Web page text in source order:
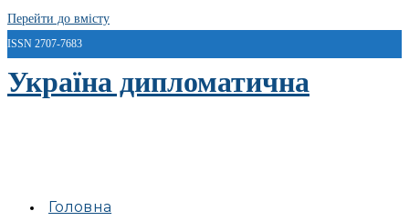
Перейти до вмісту
ISSN 2707-7683
Україна дипломатична
Головна